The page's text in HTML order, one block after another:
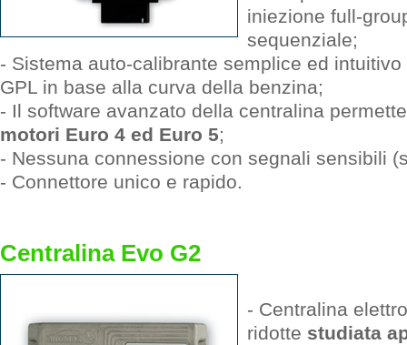
iniezione full-
sequenziale;
- Sistema auto-calibrante semplice ed
GPL in base alla curva della benzina;
- Il software avanzato della centralina
motori Euro 4 ed Euro 5;
- Nessuna connessione con segnali sensibili
- Connettore unico e rapido.
Centralina Evo G2
- Centralina
ridotte studiata